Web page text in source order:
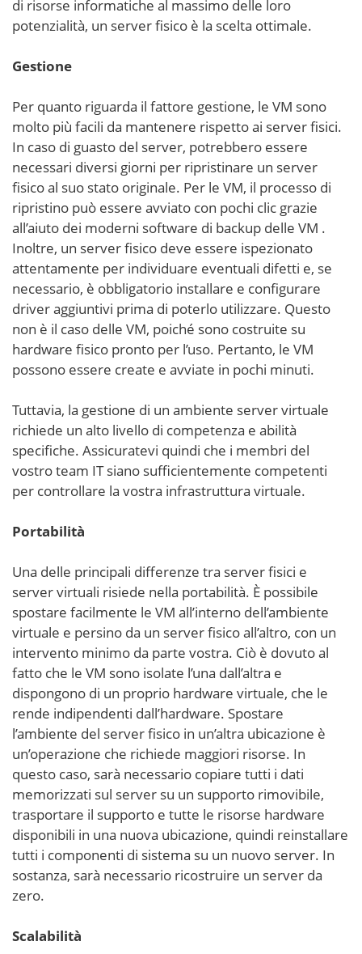
di risorse informatiche al massimo delle loro
potenzialità, un server fisico è la scelta ottimale.
Gestione
Per quanto riguarda il fattore gestione, le VM sono
molto più facili da mantenere rispetto ai server fisici.
In caso di guasto del server, potrebbero essere
necessari diversi giorni per ripristinare un server
fisico al suo stato originale. Per le VM, il processo di
ripristino può essere avviato con pochi clic grazie
all’aiuto dei moderni software di backup delle VM .
Inoltre, un server fisico deve essere ispezionato
attentamente per individuare eventuali difetti e, se
necessario, è obbligatorio installare e configurare
driver aggiuntivi prima di poterlo utilizzare. Questo
non è il caso delle VM, poiché sono costruite su
hardware fisico pronto per l’uso. Pertanto, le VM
possono essere create e avviate in pochi minuti.
Tuttavia, la gestione di un ambiente server virtuale
richiede un alto livello di competenza e abilità
specifiche. Assicuratevi quindi che i membri del
vostro team IT siano sufficientemente competenti
per controllare la vostra infrastruttura virtuale.
Portabilità
Una delle principali differenze tra server fisici e
server virtuali risiede nella portabilità. È possibile
spostare facilmente le VM all’interno dell’ambiente
virtuale e persino da un server fisico all’altro, con un
intervento minimo da parte vostra. Ciò è dovuto al
fatto che le VM sono isolate l’una dall’altra e
dispongono di un proprio hardware virtuale, che le
rende indipendenti dall’hardware. Spostare
l’ambiente del server fisico in un’altra ubicazione è
un’operazione che richiede maggiori risorse. In
questo caso, sarà necessario copiare tutti i dati
memorizzati sul server su un supporto rimovibile,
trasportare il supporto e tutte le risorse hardware
disponibili in una nuova ubicazione, quindi reinstallare
tutti i componenti di sistema su un nuovo server. In
sostanza, sarà necessario ricostruire un server da
zero.
Scalabilità